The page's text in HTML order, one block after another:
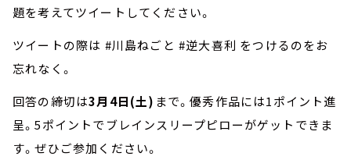
題を考えてツイートしてください。
ツイートの際は #川島ねごと #逆大喜利 をつけるのをお
忘れなく。
回答の締切は3月4日(土) まで。優秀作品には1ポイント進
呈。5ポイントでブレインスリープピローがゲットできま
す。ぜひご参加ください。